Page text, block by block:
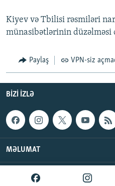
AZADLIQRADIOSU MOBIL
XƏBƏR BÜLLETENLƏRIMIZ
RFE/RL-in bütün saytları
Kiyev və Tbilisi rəsmiləri
münasibətlərinin düzəlməsi
Paylaş VPN-siz
BIZI IZLƏ
MƏLUMAT
AzadlıqRadiosu ©